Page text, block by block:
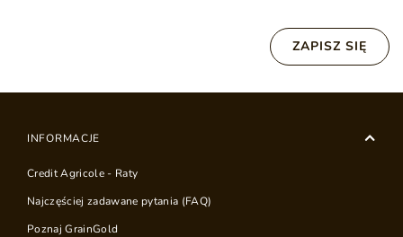
ZAPISZ SIĘ
INFORMACJE
Credit Agricole - Raty
Najczęściej zadawane pytania (FAQ)
Poznaj GrainGold